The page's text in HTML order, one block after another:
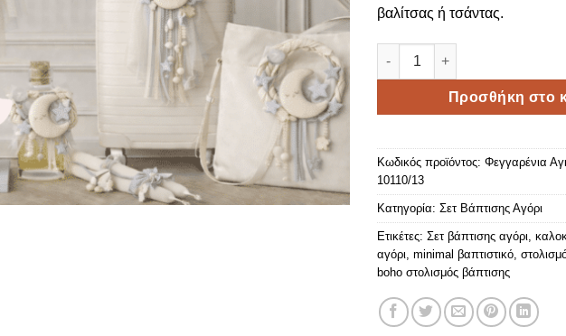
βαλίτσας ή τσάντας.
Φεγγαρένια Αγκαλιά -Lunar
Προσθήκη στο
Κωδικός προϊόντος: Φεγγαρένια
10110/13
Κατηγορία: Σετ Βάπτισης Αγόρι
Ετικέτες: Σετ βάπτισης αγόρι
αγόρι minimal βαπτιστικό
boho στολισμός βάπτισης